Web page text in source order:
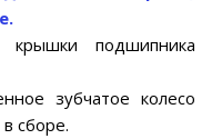
подшипника
зубчатое колесо
сборе.